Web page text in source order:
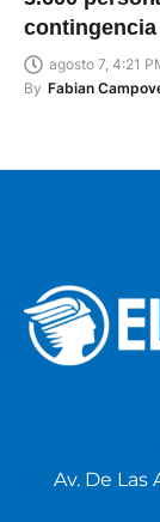
agosto 7, 4:21
By Fabian
Av. De Las